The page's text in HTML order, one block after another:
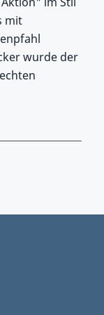
mit
wurde der